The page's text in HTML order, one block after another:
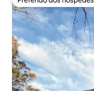
Preferido dos hóspedes